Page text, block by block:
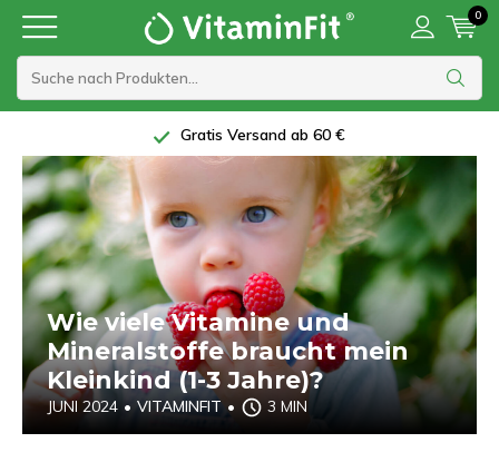
0
Gratis Versand ab 60 €
Wie viele Vitamine und
Mineralstoffe braucht mein
Kleinkind (1-3 Jahre)?
JUNI 2024 • VITAMINFIT • 3 MIN